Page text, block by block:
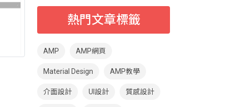
熱門文章標籤
AMP AMP網頁
Material Design AMP教學
介面設計 UI設計 質感設計